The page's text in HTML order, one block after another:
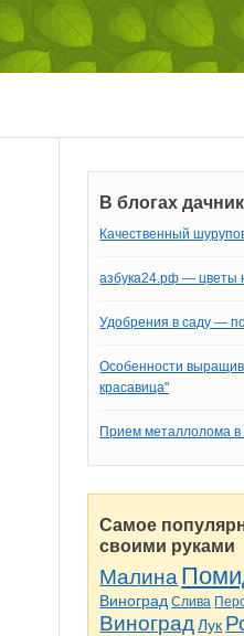
В блогах
Качественный
азбука24.рф — цветы
Удобрения в саду —
Особенности
красавица"
Прием металлолома в
Самое
своими руками
Малина
Виноград Слива
Виноград Лук